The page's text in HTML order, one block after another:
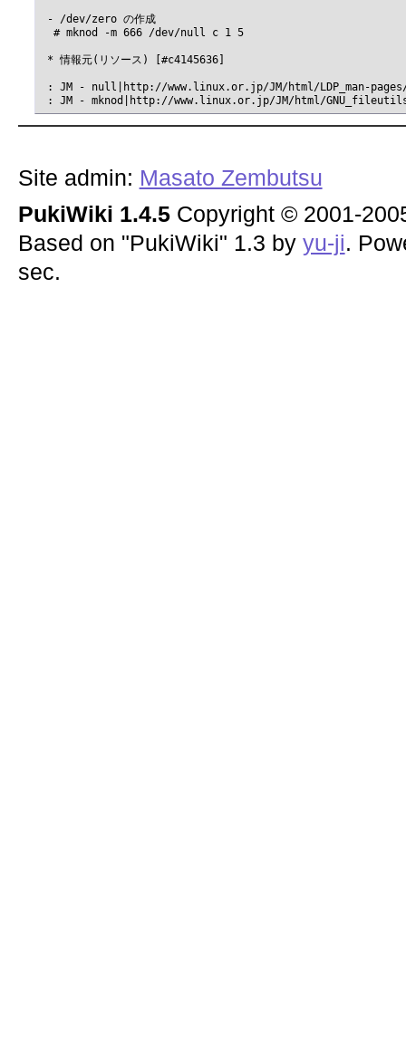
- /dev/zero の作成
  # mknod -m 666 /dev/null c 1 5
* 情報元(リソース) [#c4145636]
: JM - null|http://www.linux.or.jp/JM/html/LDP_man-
Site admin: Masato Zembutsu
PukiWiki 1.4.5Copyright © 2001-
Based on "PukiWiki" 1.3 by yu-ji.
sec.